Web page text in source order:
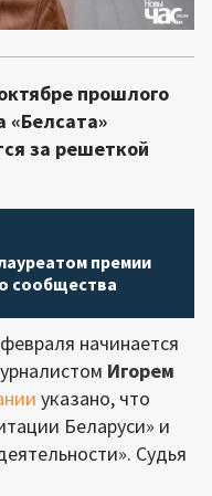
прошлого
«Белсата»
за решеткой
премии
сообщества
начинается
Игорем
указано, что
Беларуси» и
Судья